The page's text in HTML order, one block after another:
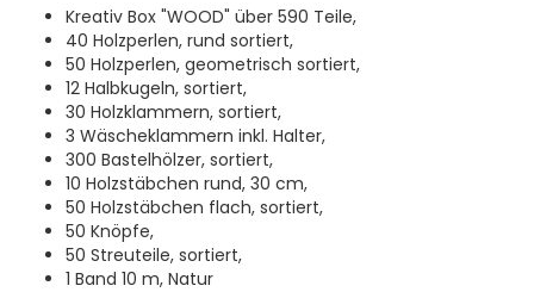
Kreativ Box "WOOD" über 590 Teile,
40 Holzperlen, rund sortiert,
50 Holzperlen, geometrisch sortiert,
12 Halbkugeln, sortiert,
30 Holzklammern, sortiert,
3 Wäscheklammern inkl. Halter,
300 Bastelhölzer, sortiert,
10 Holzstäbchen rund, 30 cm,
50 Holzstäbchen flach, sortiert,
50 Knöpfe,
50 Streuteile, sortiert,
1 Band 10 m, Natur